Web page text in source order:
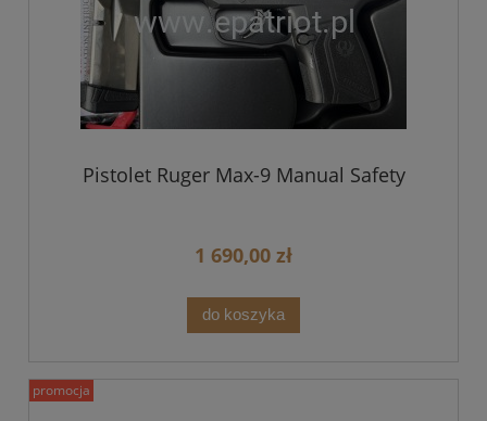
Pistolet Ruger Max-9 Manual Safety
1 690,00 zł
do koszyka
promocja